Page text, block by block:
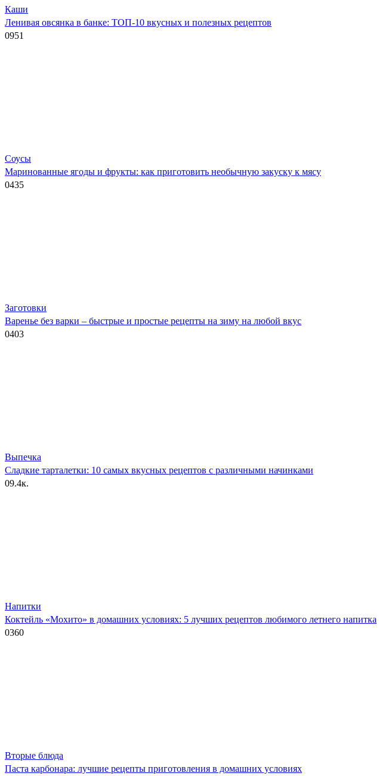
Каши
Ленивая овсянка в банке: ТОП-10 вкусных и полезных рецептов
0951
Соусы
Маринованные ягоды и фрукты: как приготовить необычную закуску к мясу
0435
Заготовки
Варенье без варки – быстрые и простые рецепты на зиму на любой вкус
0403
Выпечка
Сладкие тарталетки: 10 самых вкусных рецептов с различными начинками
09.4к.
Напитки
Коктейль «Мохито» в домашних условиях: 5 лучших рецептов любимого летнего напитка
0360
Вторые блюда
Паста карбонара: лучшие рецепты приготовления в домашних условиях